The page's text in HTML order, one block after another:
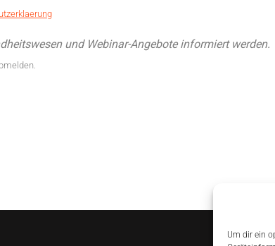
Um dir ein
und Webinar-Angebote informiert werden.